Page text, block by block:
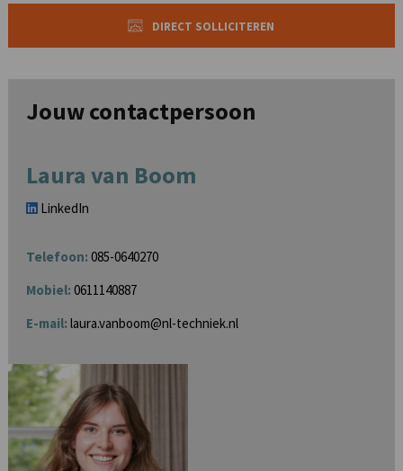
DIRECT SOLLICITEREN
Jouw contactpersoon
Laura van Boom
LinkedIn
Telefoon: 085-0640270
Mobiel: 0611140887
E-mail: laura.vanboom@nl-techniek.nl